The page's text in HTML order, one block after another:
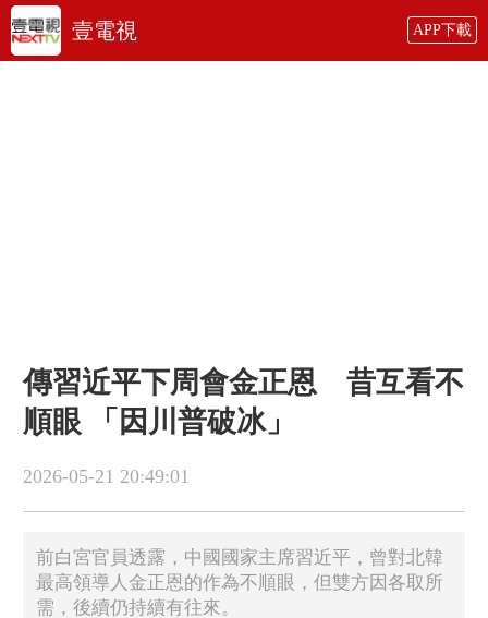
壹電視 APP下載
傳習近平下周會金正恩 昔互看不
順眼 「因川普破冰」
2026-05-21 20:49:01
前白宮官員透露，中國國家主席習近平，曾對北韓
最高領導人金正恩的作為不順眼，但雙方因各取所
需，後續仍持續有往來。